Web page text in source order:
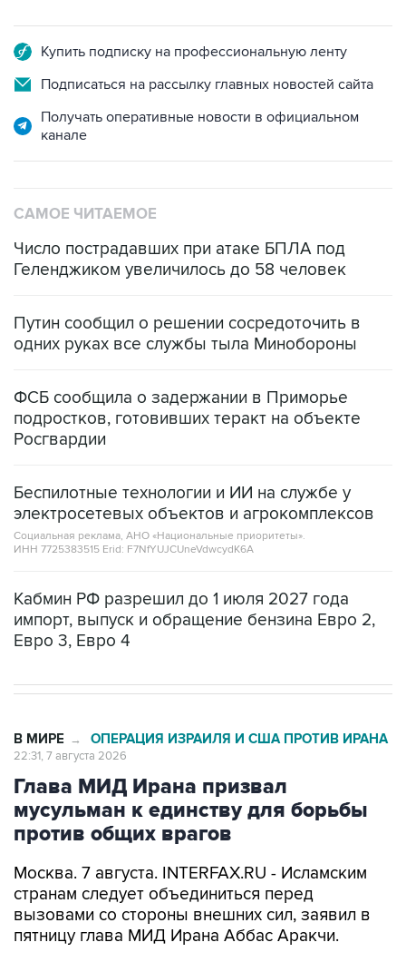
Купить подписку на профессиональную ленту
Подписаться на рассылку главных новостей сайта
Получать оперативные новости в официальном
канале
САМОЕ ЧИТАЕМОЕ
Число пострадавших при атаке БПЛА под
Геленджиком увеличилось до 58 человек
Путин сообщил о решении сосредоточить в
одних руках все службы тыла Минобороны
ФСБ сообщила о задержании в Приморье
подростков, готовивших теракт на объекте
Росгвардии
Беспилотные технологии и ИИ на службе у
электросетевых объектов и агрокомплексов
Социальная реклама, АНО «Национальные приоритеты».
ИНН 7725383515 Erid: F7NfYUJCUneVdwcydK6A
Кабмин РФ разрешил до 1 июля 2027 года
импорт, выпуск и обращение бензина Евро 2,
Евро 3, Евро 4
В МИРЕ → ОПЕРАЦИЯ ИЗРАИЛЯ И США ПРОТИВ ИРАНА
22:31, 7 августа 2026
Глава МИД Ирана призвал
мусульман к единству для борьбы
против общих врагов
Москва. 7 августа. INTERFAX.RU - Исламским
странам следует объединиться перед
вызовами со стороны внешних сил, заявил в
пятницу глава МИД Ирана Аббас Аракчи.